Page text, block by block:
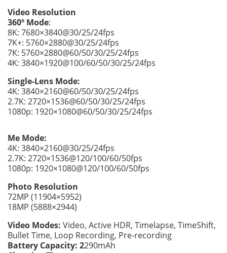
Video Resolution
360º Mode:
8K: 7680×3840@30/25/24fps
7K+: 5760×2880@30/25/24fps
7K: 5760×2880@60/50/30/25/24fps
4K: 3840×1920@100/60/50/30/25/24fps
Single-Lens Mode:
4K: 3840×2160@60/50/30/25/24fps
2.7K: 2720×1536@60/50/30/25/24fps
1080p: 1920×1080@60/50/30/25/24fps
Me Mode:
4K: 3840×2160@30/25/24fps
2.7K: 2720×1536@120/100/60/50fps
1080p: 1920×1080@120/100/60/50fps
Photo Resolution
72MP (11904×5952)
18MP (5888×2944)
Video Modes: Video, Active HDR, Timelapse, TimeShift,
Bullet Time, Loop Recording, Pre-recording
Battery Capacity: 2290mAh